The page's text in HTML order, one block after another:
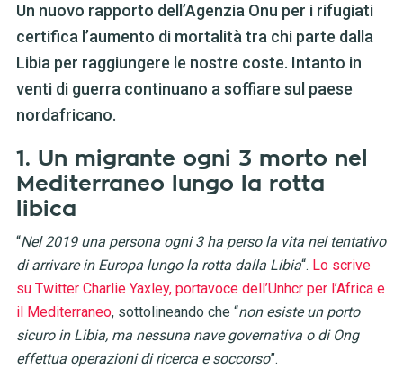
Un nuovo rapporto dell’Agenzia Onu per i rifugiati
certifica l’aumento di mortalità tra chi parte dalla
Libia per raggiungere le nostre coste. Intanto in
venti di guerra continuano a soffiare sul paese
nordafricano.
1. Un migrante ogni 3 morto nel
Mediterraneo lungo la rotta
libica
“Nel 2019 una persona ogni 3 ha perso la vita nel tentativo
di arrivare in Europa lungo la rotta dalla Libia“. Lo scrive
su Twitter Charlie Yaxley, portavoce dell’Unhcr per l’Africa e
il Mediterraneo, sottolineando che “non esiste un porto
sicuro in Libia, ma nessuna nave governativa o di Ong
effettua operazioni di ricerca e soccorso”.